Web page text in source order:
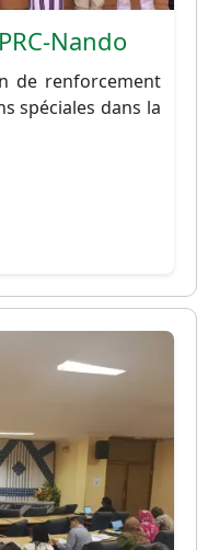
Nando
de renforcement
spéciales dans la